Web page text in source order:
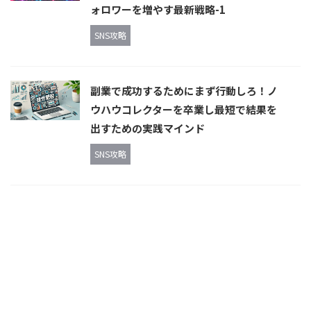
ォロワーを増やす最新戦略-1
SNS攻略
副業で成功するためにまず行動しろ！ノ
ウハウコレクターを卒業し最短で結果を
出すための実践マインド
SNS攻略